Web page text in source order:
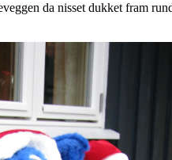
da nisset dukket fram